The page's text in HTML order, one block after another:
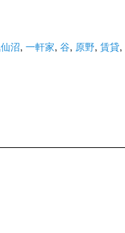
沼, 一軒家, 谷, 原野, 賃貸,